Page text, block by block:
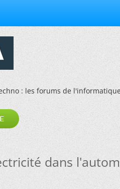
: les forums de
dans